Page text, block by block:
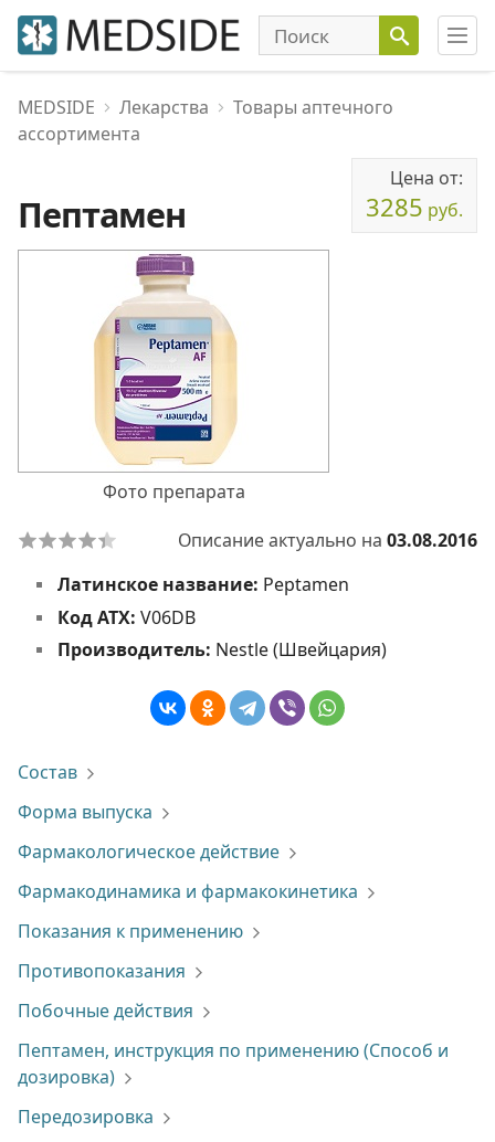
MEDSIDE Лекарства
Товары аптечного
ассортимента
Пептамен
Цена от:
3285 руб.
Фото препарата
Описание актуально на 03.08.2016
Латинское название: Peptamen
Код АТХ: V06DB
Производитель: Nestle (Швейцария)
Состав
Форма выпуска
Фармакологическое действие
Фармакодинамика и фармакокинетика
Показания к применению
Противопоказания
Побочные действия
Пептамен, инструкция по применению (Способ и
дозировка)
Передозировка